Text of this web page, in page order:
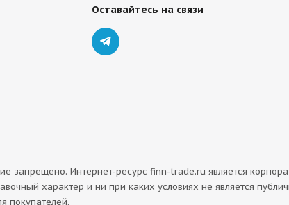
Оставайтесь на связи
Интернет-ресурс finn-trade.ru является
характер и ни при каких условиях не является
покупателей.